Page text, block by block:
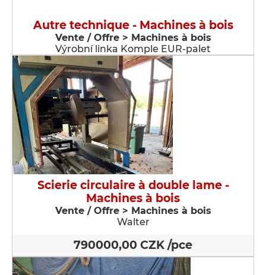
Autre technique - Machines à bois
Vente / Offre > Machines à bois
Výrobní linka Komple EUR-palet
Scierie circulaire à double lame -
Machines à bois
Vente / Offre > Machines à bois
Walter
790000,00 CZK /pce